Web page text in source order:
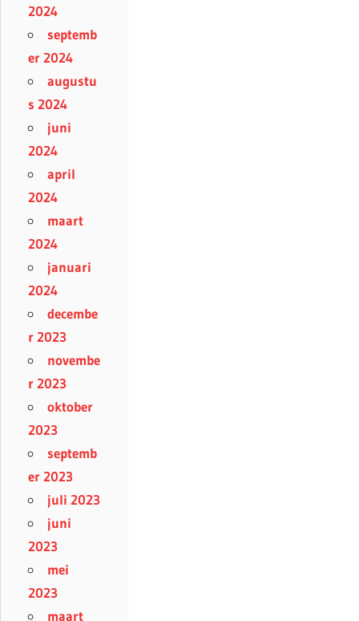
2024
septemb
er 2024
augustu
s 2024
juni
2024
april
2024
maart
2024
januari
2024
decembe
r 2023
novembe
r 2023
oktober
2023
septemb
er 2023
juli 2023
juni
2023
mei
2023
maart